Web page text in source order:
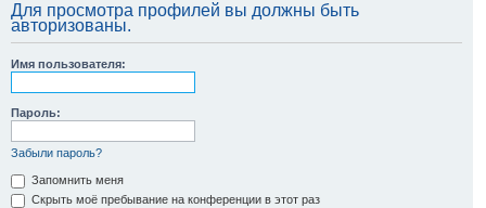
Для просмотра профилей вы должны быть
авторизованы.
Имя пользователя:
Пароль:
Забыли пароль?
Запомнить меня
Скрыть моё пребывание на конференции в этот раз